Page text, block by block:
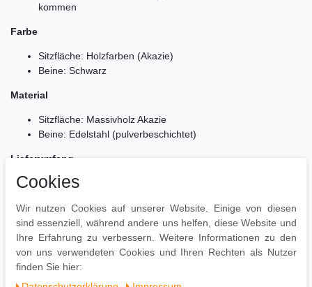
kommen
Farbe
Sitzfläche: Holzfarben (Akazie)
Beine: Schwarz
Material
Sitzfläche: Massivholz Akazie
Beine: Edelstahl (pulverbeschichtet)
Lieferumfang
Eine Küchenbank ohne Dekoration
Montage
Lieferzustand: Zerlegt und praktisch verpackt // leicht
verständliche Montageanleitung inklusive // einfacher und
schneller Aufbau dank gut durchdachter Konstruktion
Cookies
Wir nutzen Cookies auf unserer Website. Einige von diesen
sind essenziell, während andere uns helfen, diese Website und
Ihre Erfahrung zu verbessern. Weitere Informationen zu den
von uns verwendeten Cookies und Ihren Rechten als Nutzer
finden Sie hier: